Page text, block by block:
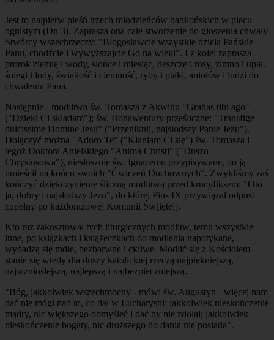
Jest to najpierw pieśń trzech młodzieńców babilońskich w piecu
ognistym (Dn 3). Zaprasza ona całe stworzenie do głoszenia chwały
Stwórcy wszechrzeczy: "Błogosławcie wszystkie dzieła Pańskie
Panu, chodźcie i wywyższajcie Go na wieki". I z kolei zaprasza
prorok ziemię i wody, słońce i miesiąc, deszcze i rosy, zimno i upał.
śniegi i lody, światłość i ciemność, ryby i ptaki, aniołów i ludzi do
chwalenia Pana.
Następnie - modlitwa św. Tomasza z Akwinu "Gratias tibi ago"
("Dzięki Ci składam"); św. Bonawentury prześliczne: "Transfige
dulcissime Domine Jesu" ("Przeniknij, najsłodszy Panie Jezu").
Dołączyć można "Adoro Te" ("Kłaniam Ci się") św. Tomasza i
tegoż Doktora Anielskiego "Anima Christi" ("Duszo
Chrystusowa"), niesłusznie św. Ignacemu przypisywane, bo ją
umieścił na końcu swoich "Ćwiczeń Duchownych". Zwykliśmy zaś
kończyć dziękczynienie śliczną modlitwą przed krucyfiksem: "Oto
ja, dobry i najsłodszy Jezu", do której Pius IX przywiązał odpust
zupełny po każdorazowej Komunii Św[iętej].
Kto raz zakosztował tych liturgicznych modlitw, temu wszystkie
inne, po książkach i książeczkach do modlenia napotykane,
wydadzą się mdłe, bezbarwne i ckliwe. Modlić się z Kościołem
stanie się wtedy dla duszy katolickiej rzeczą najpiękniejszą,
najwznioślejszą, najlepszą i najbezpieczniejszą.
"Bóg, jakkolwiek wszechmocny - mówi św. Augustyn - więcej nam
dać nie mógł nad to, co dał w Eucharystii: jakkolwiek nieskończenie
mądry, nic większego obmyśleć i dać by nie zdołał; jakkolwiek
nieskończenie bogaty, nic droższego do dania nie posiada".